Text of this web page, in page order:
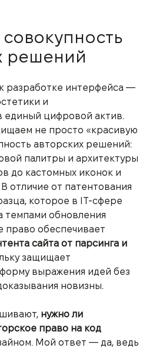
решений
разработке интерфейса —
и
единый цифровой актив.
не просто «красивую
авторских решений:
палитры и архитектуры
до кастомных иконок и
отличие от патентования
которое в IT-сфере
темпами обновления
право обеспечивает
сайта от парсинга и
защищает
выражения идей без
новизны.
нужно ли
право на код
Мой ответ — да, ведь